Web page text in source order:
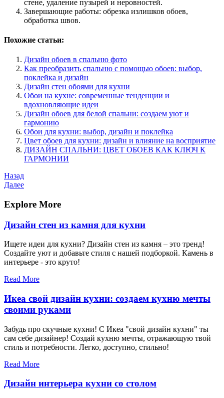
стене, удаление пузырей и неровностей.
Завершающие работы: обрезка излишков обоев,
обработка швов.
Похожие статьи:
Дизайн обоев в спальню фото
Как преобразить спальню с помощью обоев: выбор,
поклейка и дизайн
Дизайн стен обоями для кухни
Обои на кухне: современные тенденции и
вдохновляющие идеи
Дизайн обоев для белой спальни: создаем уют и
гармонию
Обои для кухни: выбор, дизайн и поклейка
Цвет обоев для кухни: дизайн и влияние на восприятие
ДИЗАЙН СПАЛЬНИ: ЦВЕТ ОБОЕВ КАК КЛЮЧ К
ГАРМОНИИ
Навигация
по
записям
Предыдущая
запись
Назад
Следующая
Далее
Explore More
Дизайн стен из камня для кухни
Ищете идеи для кухни? Дизайн стен из камня – это тренд!
Создайте уют и добавьте стиля с нашей подборкой. Камень в
интерьере - это круто!
Read More
Икеа свой дизайн кухни: создаем кухню мечты
своими руками
Забудь про скучные кухни! С Икеа "свой дизайн кухни" ты
сам себе дизайнер! Создай кухню мечты, отражающую твой
стиль и потребности. Легко, доступно, стильно!
Read More
Дизайн интерьера кухни со столом